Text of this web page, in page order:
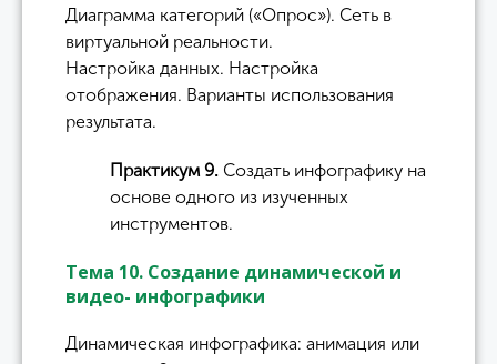
Диаграмма категорий («Опрос»). Сеть в
виртуальной реальности.
Настройка данных. Настройка
отображения. Варианты использования
результата.
Практикум 9. Создать инфографику на
основе одного из изученных
инструментов.
Тема 10. Создание динамической и
видео- инфографики
Динамическая инфографика: анимация или